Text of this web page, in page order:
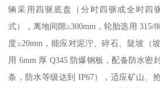
辆采用四驱底盘（分时四驱或全时四
式），离地间隙≥300mm，轮胎选用 315/
度≥20mm，能应对泥泞、碎石、陡坡（
用 6mm 厚 Q345 防爆钢板，配备防水密
条，防水等级达到 IP67），适应矿山、